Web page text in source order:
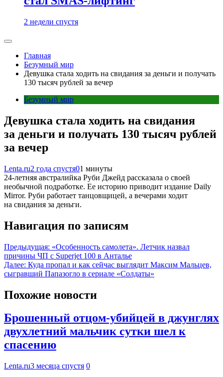
2 недели спустя
Главная
Безумный мир
Девушка стала ходить на свидания за деньги и получать
130 тысяч рублей за вечер
Безумный мир
Девушка стала ходить на свидания
за деньги и получать 130 тысяч рублей
за вечер
Lenta.ru2 года спустя01 минуты
24-летняя австралийка Руби Джейд рассказала о своей
необычной подработке. Ее историю приводит издание Daily
Mirror. Руби работает танцовщицей, а вечерами ходит
на свидания за деньги.
Навигация по записям
Предыдущая: «Особенность самолета». Летчик назвал
причины ЧП с Superjet 100 в Анталье
Далее: Куда пропал и как сейчас выглядит Максим Мальцев,
сыгравший Папазогло в сериале «Солдаты»
Похожие новости
Брошенный отцом-убийцей в джунглях
двухлетний мальчик сутки шел к
спасению
Lenta.ru3 месяца спустя 0